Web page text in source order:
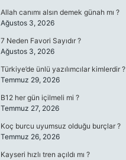
Allah canımı alsın demek günah mı ?
Ağustos 3, 2026
7 Neden Favori Sayıdır ?
Ağustos 3, 2026
Türkiye’de ünlü yazılımcılar kimlerdir ?
Temmuz 29, 2026
B12 her gün içilmeli mi ?
Temmuz 27, 2026
Koç burcu uyumsuz olduğu burçlar ?
Temmuz 26, 2026
Kayseri hızlı tren açıldı mı ?